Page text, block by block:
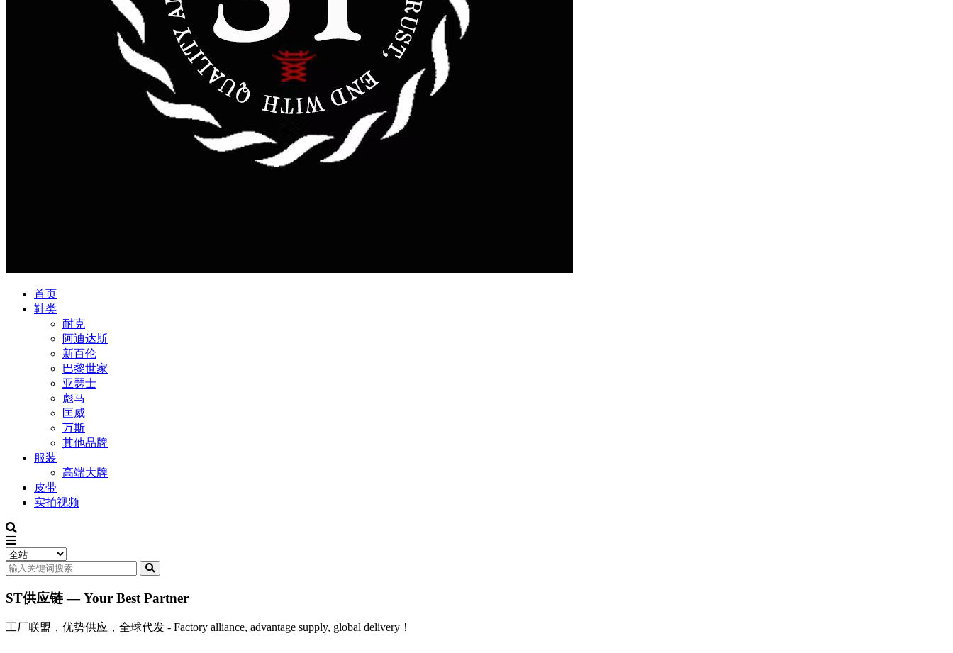
首页
鞋类
耐克
阿迪达斯
新百伦
巴黎世家
亚瑟士
彪马
匡威
万斯
其他品牌
服装
高端大牌
皮带
实拍视频
ST供应链 — Your Best Partner
工厂联盟，优势供应，全球代发 - Factory alliance, advantage supply, global delivery！